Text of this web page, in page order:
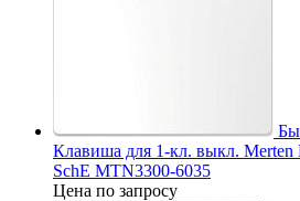
Клавиша для 1-кл. выкл. Merten
SchE MTN3300-6035
Цена по запросу